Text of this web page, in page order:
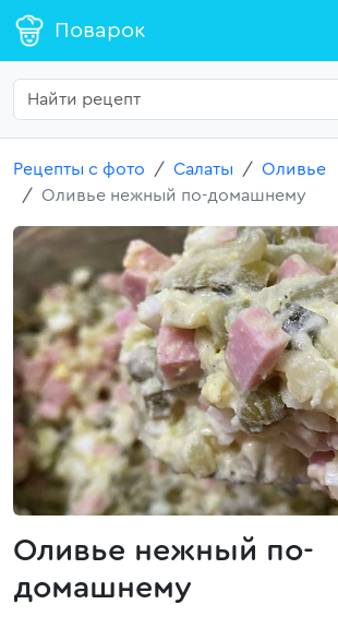
Поварок
Рецепты с фото Салаты
Оливье
Оливье нежный по-домашнему
Оливье нежный по-
домашнему